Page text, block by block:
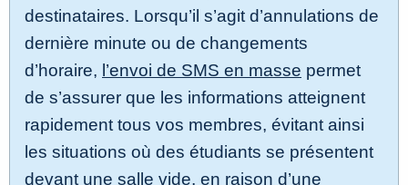
destinataires. Lorsqu’il s’agit d’annulations de
dernière minute ou de changements
d’horaire, l’envoi de SMS en masse permet
de s’assurer que les informations atteignent
rapidement tous vos membres, évitant ainsi
les situations où des étudiants se présentent
devant une salle vide, en raison d’une